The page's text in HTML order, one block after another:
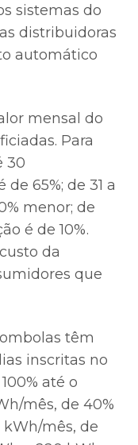
sistemas do
distribuidoras
automático
mensal do
Para
30
65%; de 31 a
menor; de
é de 10%.
da
que
têm
inscritas no
até o
mês, de 40%
kWh/mês, de